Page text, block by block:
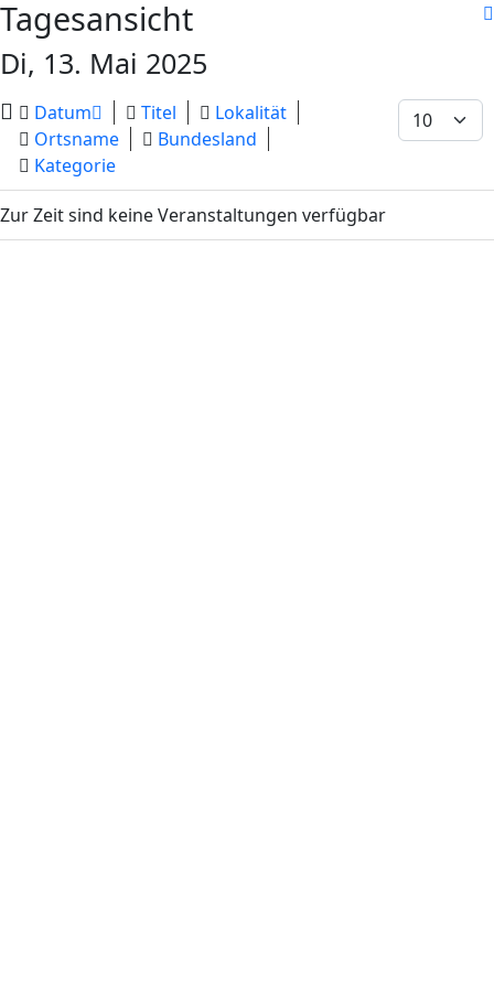
Tagesansicht
Di, 13. Mai 2025
Datum Titel
Lokalität
Ortsname
Bundesland
Kategorie
Zur Zeit sind keine Veranstaltungen verfügbar